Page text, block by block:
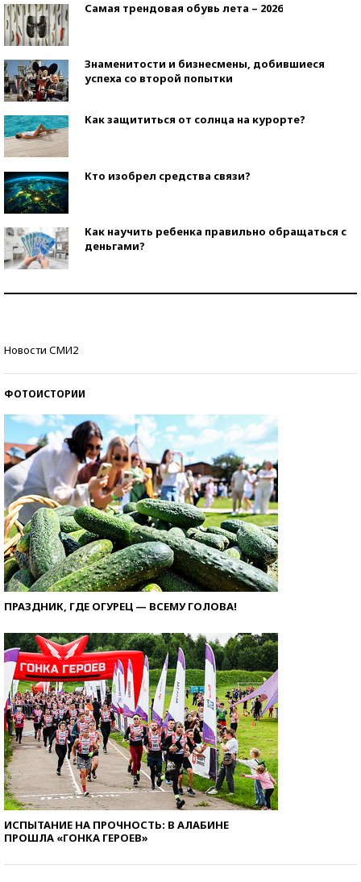
Самая трендовая обувь лета – 2026
Знаменитости и бизнесмены, добившиеся
успеха со второй попытки
Как защититься от солнца на курорте?
Кто изобрел средства связи?
Как научить ребенка правильно обращаться с
деньгами?
Новости СМИ2
ФОТОИСТОРИИ
ПРАЗДНИК, ГДЕ ОГУРЕЦ — ВСЕМУ ГОЛОВА!
ИСПЫТАНИЕ НА ПРОЧНОСТЬ: В АЛАБИНЕ
ПРОШЛА «ГОНКА ГЕРОЕВ»